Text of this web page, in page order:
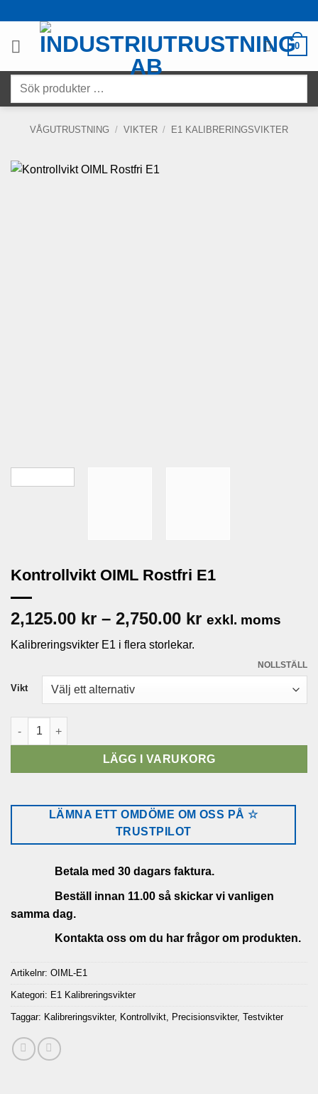
content
0
Sök
produkter
VÅGUTRUSTNING / VIKTER / E1 KALIBRERINGSVIKTER
Kontrollvikt OIML Rostfri E1
2,125.00 kr – 2,750.00 krPrisintervall:
2,750.00 kr
exkl. moms
Kalibreringsvikter E1 i flera storlekar.
Vikt
NOLLSTÄLL
Kontrollvikt OIML Rostfri E1 mängd
LÄGG I VARUKORG
LÄMNA ETT OMDÖME OM OSS PÅ ☆
TRUSTPILOT
Betala med 30 dagars faktura.
Beställ innan 11.00 så skickar vi vanligen
samma dag.
Kontakta oss om du har frågor om produkten.
Artikelnr: OIML-E1
Kategori: E1 Kalibreringsvikter
Taggar: Kalibreringsvikter, Kontrollvikt, Precisionsvikter, Testvikter